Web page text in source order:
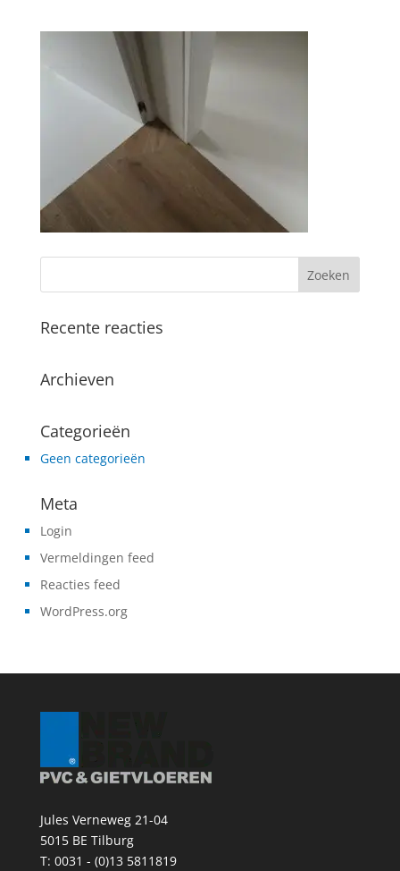
Recente reacties
Archieven
Categorieën
Geen categorieën
Meta
Login
Vermeldingen feed
Reacties feed
WordPress.org
Jules Verneweg 21-04
5015 BE Tilburg
T: 0031 - (0)13 5811819